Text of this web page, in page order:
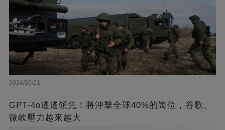
2024/05/21
GPT-4o遙遙領先！將沖擊全球40%的崗位，谷歌、
微軟壓力越來越大